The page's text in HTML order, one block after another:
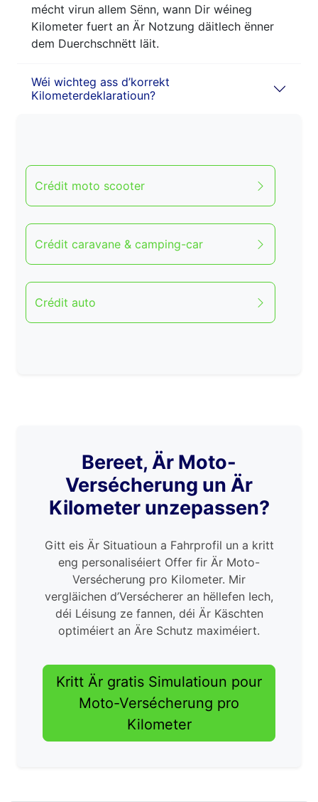
mécht virun allem Sënn, wann Dir wéineg
Kilometer fuert an Är Notzung däitlech ënner
dem Duerchschnëtt läit.
Wéi wichteg ass d’korrekt
Kilometerdeklaratioun?
Crédit moto scooter
Crédit caravane & camping-car
Crédit auto
Bereet, Är Moto-
Versécherung un Är
Kilometer unzepassen?
Gitt eis Är Situatioun a Fahrprofil un a kritt
eng personaliséiert Offer fir Är Moto-
Versécherung pro Kilometer. Mir
vergläichen d’Versécherer an hëllefen Iech,
déi Léisung ze fannen, déi Är Käschten
optiméiert an Äre Schutz maximéiert.
Kritt Är gratis Simulatioun pour
Moto-Versécherung pro
Kilometer